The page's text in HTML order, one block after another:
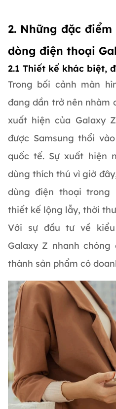
2. Những đặc
dòng điện thoại
2.1 Thiết kế khác biệt,
Trong bối cảnh màn
đang dần trở nên nhàm
xuất hiện của Galaxy
được Samsung thổi
quốc tế. Sự xuất hiện
dùng thích thú vì giờ
dùng điện thoại
thiết kế lộng lẫy, thời
Với sự đầu tư về kiểu
Galaxy Z nhanh
thành sản phẩm có